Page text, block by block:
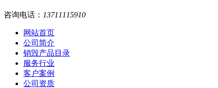
咨询电话： 13711115910
网站首页
公司简介
销毁产品目录
服务行业
客户案例
公司资质